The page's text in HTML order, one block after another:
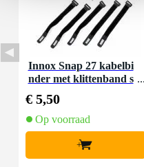
Innox Snap 27 kabelbi
nder met klittenband s
€ 5,50
Op voorraad
+